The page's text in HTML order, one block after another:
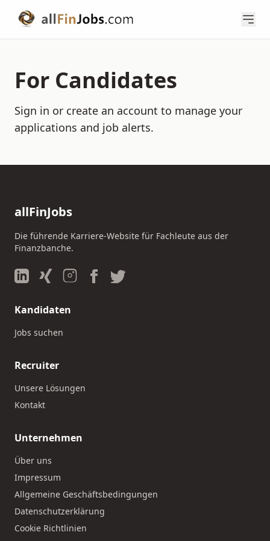
For Candidates
Sign in or create an account to manage your
applications and job alerts.
allFinJobs
Die führende Karriere-Website für Fachleute aus der
Finanzbanche.
Kandidaten
Jobs suchen
Recruiter
Unsere Lösungen
Kontakt
Unternehmen
Über uns
Impressum
Allgemeine Geschäftsbedingungen
Datenschutzerklärung
Cookie Richtlinien